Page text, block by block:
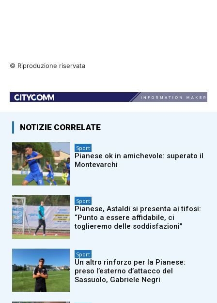
© Riproduzione riservata
NOTIZIE CORRELATE
Sport
Pianese ok in amichevole: superato il
Montevarchi
Sport
Pianese, Astaldi si presenta ai tifosi:
“Punto a essere affidabile, ci
toglieremo delle soddisfazioni”
Sport
Un altro rinforzo per la Pianese:
preso l’esterno d’attacco del
Sassuolo, Gabriele Negri